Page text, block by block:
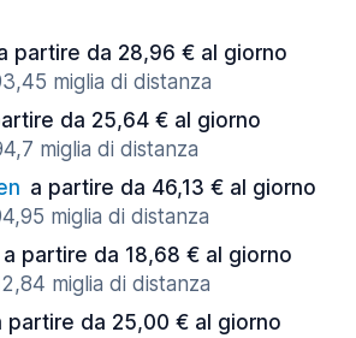
partire da 28,96 € al giorno
miglia di distanza
da 25,64 € al giorno
miglia di distanza
a partire da 46,13 € al giorno
miglia di distanza
a partire da 18,68 € al giorno
miglia di distanza
partire da 25,00 € al giorno